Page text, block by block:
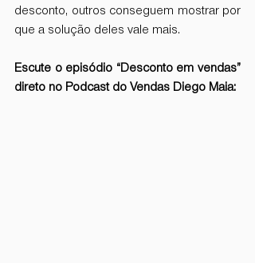
desconto, outros conseguem mostrar por
que a solução deles vale mais.
Escute o episódio “Desconto em vendas”
direto no Podcast do Vendas Diego Maia: